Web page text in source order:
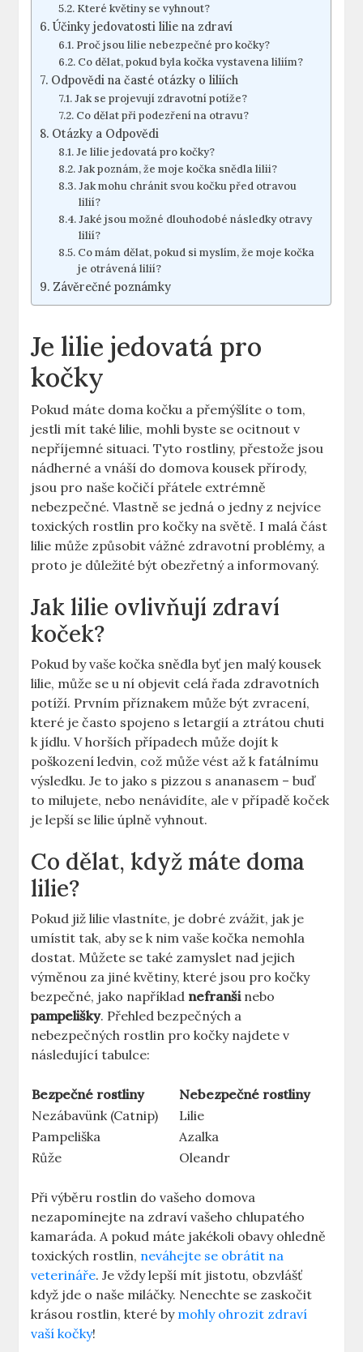
Které květiny se vyhnout?
Účinky jedovatosti lilie na zdraví
Proč jsou lilie nebezpečné pro kočky?
Co dělat, pokud byla kočka vystavena liliím?
Odpovědi na časté otázky o liliích
Jak se projevují zdravotní potíže?
Co dělat při podezření na otravu?
Otázky a Odpovědi
Je lilie jedovatá pro kočky?
Jak poznám, že moje kočka snědla lilii?
Jak mohu chránit svou kočku před otravou
lilií?
Jaké jsou možné dlouhodobé následky otravy
lilií?
Co mám dělat, pokud si myslím, že moje kočka
je otrávená lilií?
Závěrečné poznámky
Je lilie jedovatá pro
kočky
Pokud máte doma kočku a přemýšlíte o tom,
jestli mít také lilie, mohli byste se ocitnout v
nepříjemné situaci. Tyto rostliny, přestože jsou
nádherné a vnáší do domova kousek přírody,
jsou pro naše kočičí přátele extrémně
nebezpečné. Vlastně se jedná o jedny z nejvíce
toxických rostlin pro kočky na světě. I malá část
lilie může způsobit vážné zdravotní problémy, a
proto je důležité být obezřetný a informovaný.
Jak lilie ovlivňují zdraví
koček?
Pokud by vaše kočka snědla byť jen malý kousek
lilie, může se u ní objevit celá řada zdravotních
potíží. Prvním příznakem může být zvracení,
které je často spojeno s letargií a ztrátou chuti
k jídlu. V horších případech může dojít k
poškození ledvin, což může vést až k fatálnímu
výsledku. Je to jako s pizzou s ananasem – buď
to milujete, nebo nenávidíte, ale v případě koček
je lepší se lilie úplně vyhnout.
Co dělat, když máte doma
lilie?
Pokud již lilie vlastníte, je dobré zvážit, jak je
umístit tak, aby se k nim vaše kočka nemohla
dostat. Můžete se také zamyslet nad jejich
výměnou za jiné květiny, které jsou pro kočky
bezpečné, jako například nefranšinebo
pampelišky. Přehled bezpečných a
nebezpečných rostlin pro kočky najdete v
následující tabulce:
Bezpečné rostliny
Nebezpečné rostliny
Nezábavünk (Catnip)
Lilie
Pampeliška
Azalka
Růže
Oleandr
Při výběru rostlin do vašeho domova
nezapomínejte na zdraví vašeho chlupatého
kamaráda. A pokud máte jakékoli obavy ohledně
toxických rostlin, neváhejte se obrátit na
veterináře. Je vždy lepší mít jistotu, obzvlášť
když jde o naše miláčky. Nenechte se zaskočit
krásou rostlin, které by mohly ohrozit zdraví
vaší kočky!